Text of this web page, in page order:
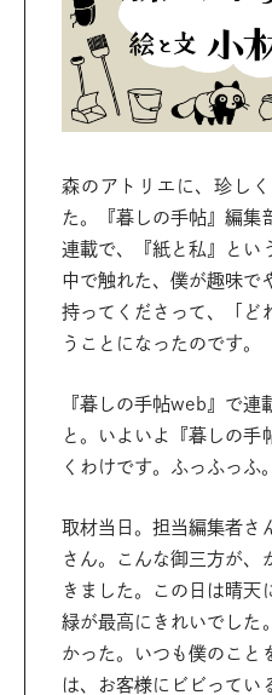
森のアトリエに、珍し
た。『暮しの手帖』編集
連載で、『紙と私』とい
中で触れた、僕が趣味で
持ってくださって、「ど
うことになったのです。
『暮しの手帖web』で連
と。いよいよ『暮しの手
くわけです。ふっふっふ。
取材当日。担当編集者さ
さん。こんな御三方が、
きました。この日は晴天
緑が最高にきれいでした
かった。いつも僕のこと
は、お客様にビビってい